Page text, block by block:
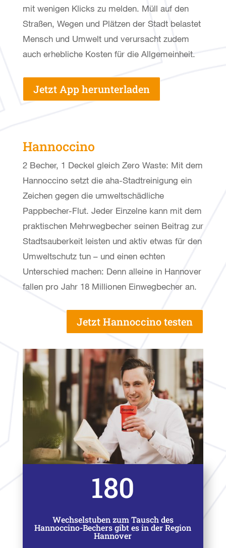
mit wenigen Klicks zu melden. Müll auf den
Straßen, Wegen und Plätzen der Stadt belastet
Mensch und Umwelt und verursacht zudem
auch erhebliche Kosten für die Allgemeinheit.
Jetzt App herunterladen
Hannoccino
2 Becher, 1 Deckel gleich Zero Waste: Mit dem
Hannoccino setzt die aha-Stadtreinigung ein
Zeichen gegen die umweltschädliche
Pappbecher-Flut. Jeder Einzelne kann mit dem
praktischen Mehrwegbecher seinen Beitrag zur
Stadtsauberkeit leisten und aktiv etwas für den
Umweltschutz tun – und einen echten
Unterschied machen: Denn alleine in Hannover
fallen pro Jahr 18 Millionen Einwegbecher an.
Jetzt Hannoccino testen
180
Wechselstuben zum Tausch des
Hannoccino-Bechers gibt es in der Region
Hannover